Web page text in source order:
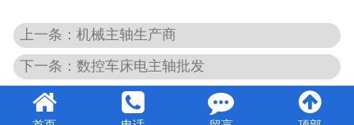
上一条：机械主轴生产商
下一条：数控车床电主轴批发